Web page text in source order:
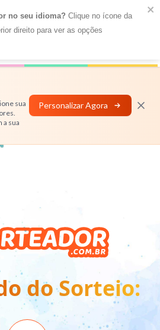
MENU
sua
a sua
Personalizar Agora
do Sorteio:
no seu idioma? Clique no ícone da
direito para ver as opções